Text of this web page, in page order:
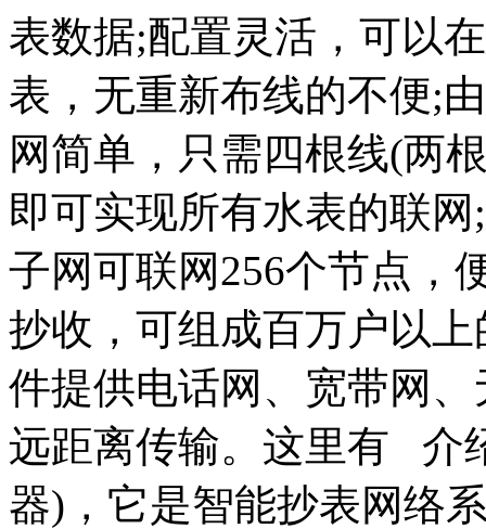
表数据;配置灵活，可以
表，无重新布线的不便;
网简单，只需四根线(两
即可实现所有水表的联
子网可联网256个节点，
抄收，可组成百万户以
件提供电话网、宽带网
远距离传输。这里有 介
器)，它是智能抄表网络